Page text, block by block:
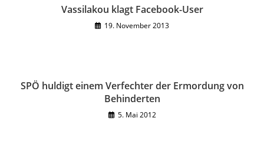
Vassilakou klagt Facebook-User
19. November 2013
SPÖ huldigt einem Verfechter der Ermordung von
Behinderten
5. Mai 2012